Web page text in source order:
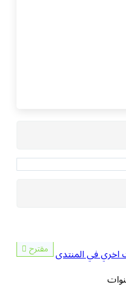
مقترح
اخري في المنتدى